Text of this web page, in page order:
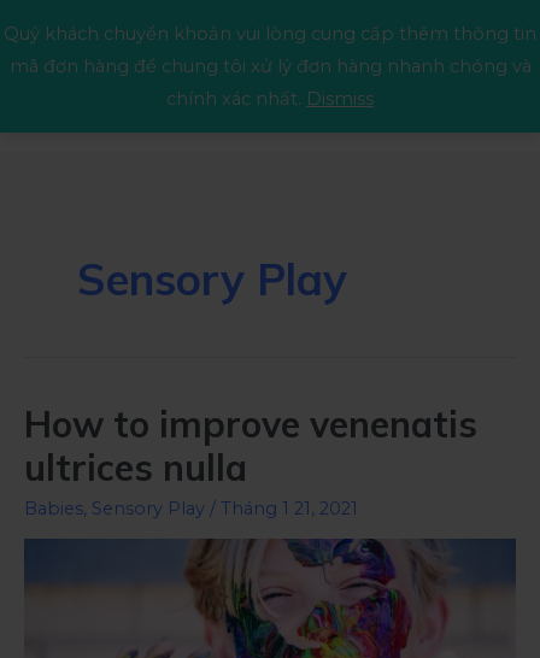
Sensory Play
How to improve venenatis
ultrices nulla
Babies, Sensory Play / Tháng 1 21, 2021
Quý khách chuyển khoản vui lòng cung cấp thêm thông tin
mã đơn hàng để chung tôi xử lý đơn hàng nhanh chóng và
chính xác nhất. Dismiss